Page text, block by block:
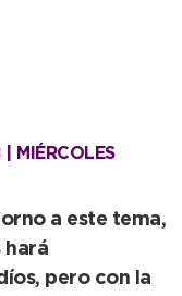
MIÉRCOLES
a este tema,
hará
pero con la